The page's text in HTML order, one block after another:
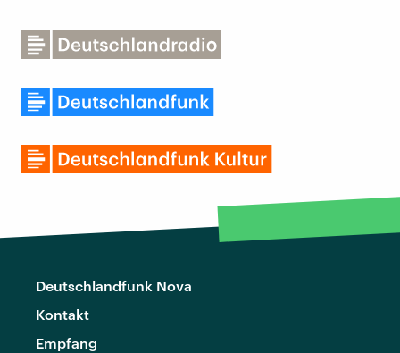
Deutschlandfunk Nova
Kontakt
Empfang